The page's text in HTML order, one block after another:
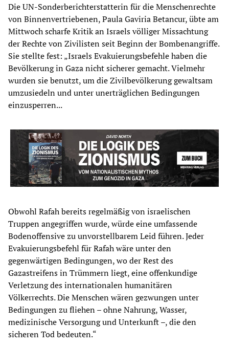
Die UN-Sonderberichterstatterin für die Menschenrechte
von Binnenvertriebenen, Paula Gaviria Betancur, übte am
Mittwoch scharfe Kritik an Israels völliger Missachtung
der Rechte von Zivilisten seit Beginn der Bombenangriffe.
Sie stellte fest: „Israels Evakuierungsbefehle haben die
Bevölkerung in Gaza nicht sicherer gemacht. Vielmehr
wurden sie benutzt, um die Zivilbevölkerung gewaltsam
umzusiedeln und unter unerträglichen Bedingungen
einzusperren...
Obwohl Rafah bereits regelmäßig von israelischen
Truppen angegriffen wurde, würde eine umfassende
Bodenoffensive zu unvorstellbarem Leid führen. Jeder
Evakuierungsbefehl für Rafah wäre unter den
gegenwärtigen Bedingungen, wo der Rest des
Gazastreifens in Trümmern liegt, eine offenkundige
Verletzung des internationalen humanitären
Völkerrechts. Die Menschen wären gezwungen unter
Bedingungen zu fliehen – ohne Nahrung, Wasser,
medizinische Versorgung und Unterkunft –, die den
sicheren Tod bedeuten.“